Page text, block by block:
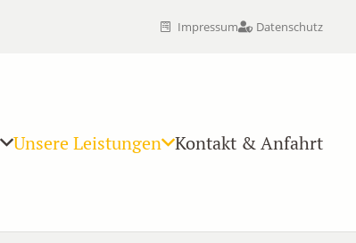
Impressum Datenschutz
Unsere Leistungen Kontakt & Anfahrt